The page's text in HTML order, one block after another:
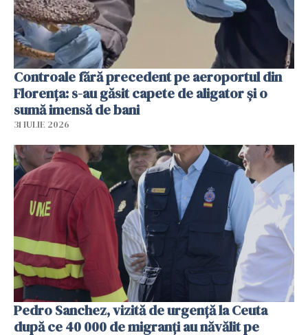
Controale fără precedent pe aeroportul din
Florența: s-au găsit capete de aligator și o
sumă imensă de bani
31 IULIE 2026
Pedro Sanchez, vizită de urgență la Ceuta
după ce 40 000 de migranți au năvălit pe